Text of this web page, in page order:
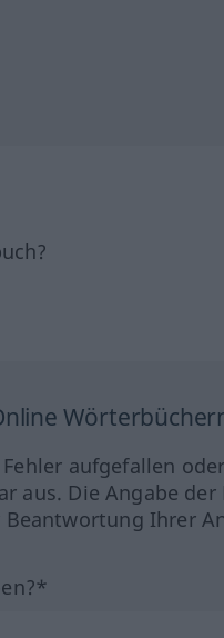
aufgefallen
aus. Die Angabe
Ihrer